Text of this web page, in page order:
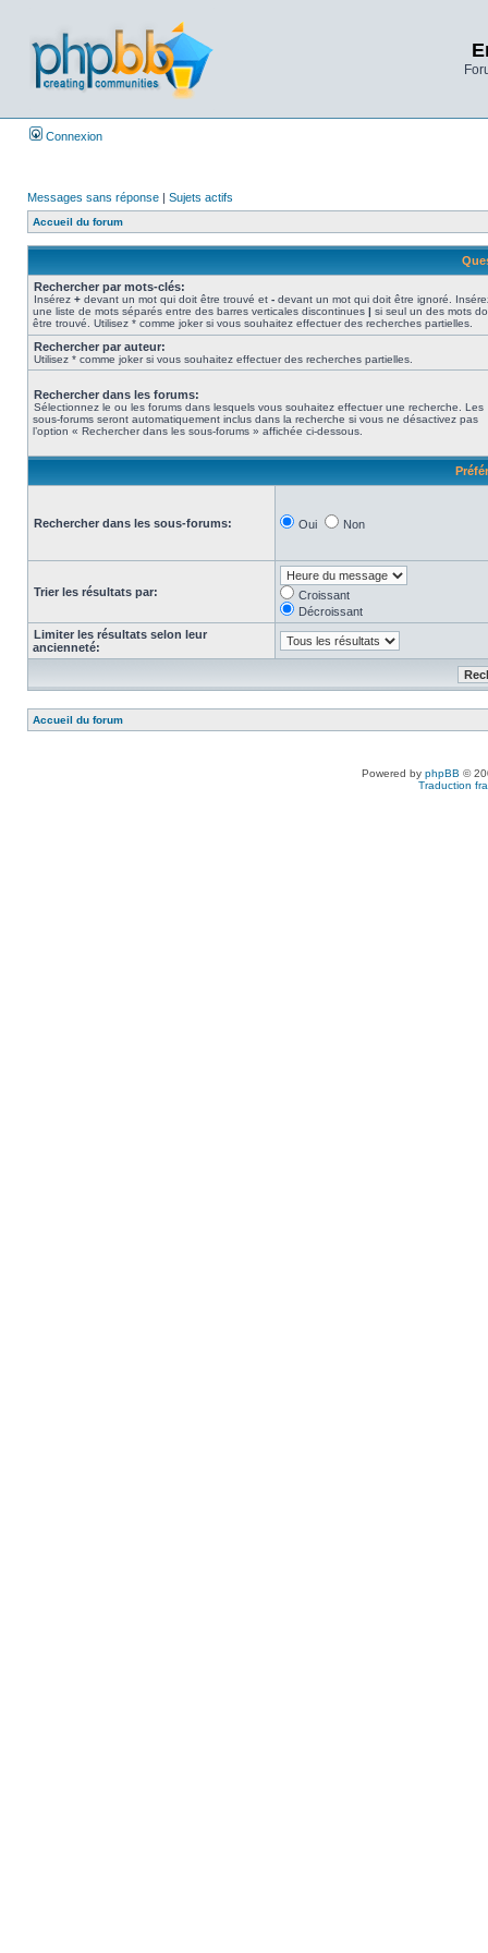
Connexion
Messages sans réponse | Sujets actifs
Accueil du forum
Rechercher par mots-clés:
Insérez + devant un mot qui doit être trouvé et - devant un mot qui doit être ignoré.
une liste de mots séparés entre des barres verticales discontinues | si seul un des mots
être trouvé. Utilisez * comme joker si vous souhaitez effectuer des recherches partielles.
Rechercher par auteur:
Utilisez * comme joker si vous souhaitez effectuer des recherches partielles.
Rechercher dans les forums:
Sélectionnez le ou les forums dans lesquels vous souhaitez effectuer une recherche. Les
sous-forums seront automatiquement inclus dans la recherche si vous ne désactivez pas
l’option « Rechercher dans les sous-forums » affichée ci-dessous.
Rechercher dans les sous-forums: Oui Non
Trier les résultats par:
Croissant
Décroissant
Limiter les résultats selon leur
ancienneté:
Accueil du forum
Powered by phpBB ©
Traduction